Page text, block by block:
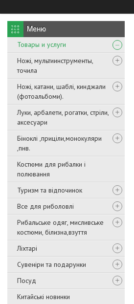
Товары и услуги
Ножі, мультиинструменты,
точила
Ножі, катани, шаблі, кинджали
(фотоальбоми).
Луки, арбалети, рогатки, стріли,
аксесуари
Біноклі ,приціли,монокуляри
,пнв.
Костюми для рибалки і
полювання
Туризм та відпочинок
Все для риболовлі
Рибальське одяг, мисливське
костюми, білизна,взуття
Ліхтарі
Сувеніри та подарунки
Посуд
Китайські новинки